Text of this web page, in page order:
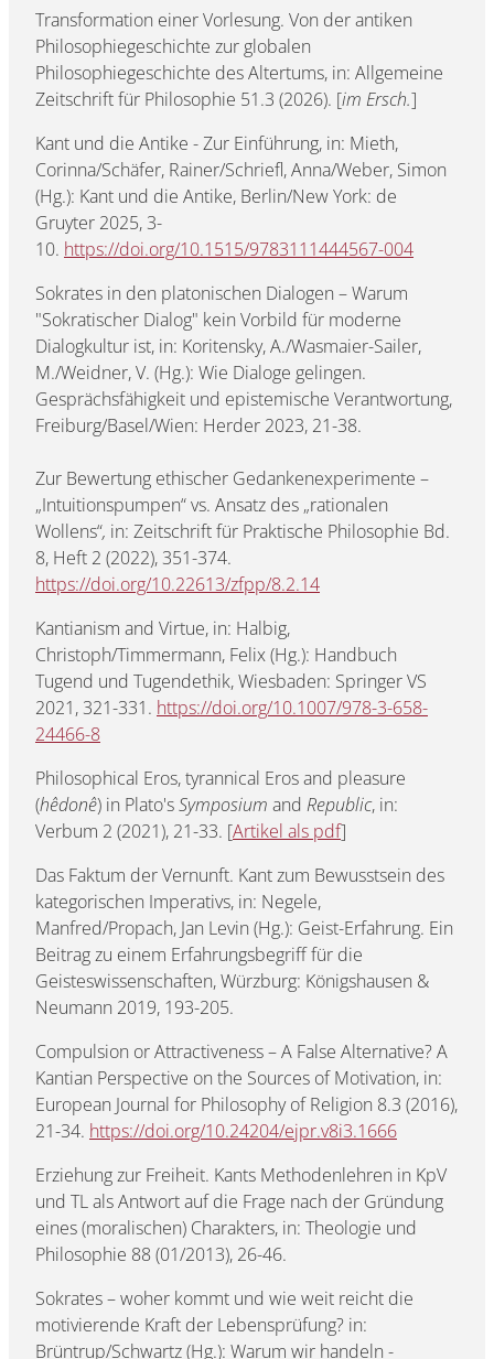
Transformation einer Vorlesung. Von der antiken
Philosophiegeschichte zur globalen
Philosophiegeschichte des Altertums, in: Allgemeine
Zeitschrift für Philosophie 51.3 (2026). [im Ersch.]
Kant und die Antike - Zur Einführung, in: Mieth,
Corinna/Schäfer, Rainer/Schriefl, Anna/Weber, Simon
(Hg.): Kant und die Antike, Berlin/New York: de
Gruyter 2025, 3-
10. https://doi.org/10.1515/9783111444567-004
Sokrates in den platonischen Dialogen – Warum
"Sokratischer Dialog" kein Vorbild für moderne
Dialogkultur ist, in: Koritensky, A./Wasmaier-Sailer,
M./Weidner, V. (Hg.): Wie Dialoge gelingen.
Gesprächsfähigkeit und epistemische Verantwortung,
Freiburg/Basel/Wien: Herder 2023, 21-38.
Zur Bewertung ethischer Gedankenexperimente –
„Intuitionspumpen“ vs. Ansatz des „rationalen
Wollens“, in: Zeitschrift für Praktische Philosophie Bd.
8, Heft 2 (2022), 351-374.
https://doi.org/10.22613/zfpp/8.2.14
Kantianism and Virtue, in: Halbig,
Christoph/Timmermann, Felix (Hg.): Handbuch
Tugend und Tugendethik, Wiesbaden: Springer VS
2021, 321-331. https://doi.org/10.1007/978-3-658-
24466-8
Philosophical Eros, tyrannical Eros and pleasure
(hêdonê) in Plato'sSymposium and Republic, in:
Verbum 2 (2021), 21-33. [Artikel als pdf]
Das Faktum der Vernunft. Kant zum Bewusstsein des
kategorischen Imperativs, in: Negele,
Manfred/Propach, Jan Levin (Hg.): Geist-Erfahrung. Ein
Beitrag zu einem Erfahrungsbegriff für die
Geisteswissenschaften, Würzburg: Königshausen &
Neumann 2019, 193-205.
Compulsion or Attractiveness – A False Alternative? A
Kantian Perspective on the Sources of Motivation, in:
European Journal for Philosophy of Religion 8.3 (2016),
21-34. https://doi.org/10.24204/ejpr.v8i3.1666
Erziehung zur Freiheit. Kants Methodenlehren in KpV
und TL als Antwort auf die Frage nach der Gründung
eines (moralischen) Charakters, in: Theologie und
Philosophie 88 (01/2013), 26-46.
Sokrates – woher kommt und wie weit reicht die
motivierende Kraft der Lebensprüfung? in:
Brüntrup/Schwartz (Hg.): Warum wir handeln -